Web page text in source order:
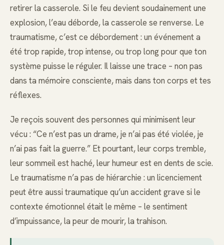
retirer la casserole. Si le feu devient soudainement une
explosion, l’eau déborde, la casserole se renverse. Le
traumatisme, c’est ce débordement : un événement a
été trop rapide, trop intense, ou trop long pour que ton
système puisse le réguler. Il laisse une trace – non pas
dans ta mémoire consciente, mais dans ton corps et tes
réflexes.
Je reçois souvent des personnes qui minimisent leur
vécu : “Ce n’est pas un drame, je n’ai pas été violée, je
n’ai pas fait la guerre.” Et pourtant, leur corps tremble,
leur sommeil est haché, leur humeur est en dents de scie.
Le traumatisme n’a pas de hiérarchie : un licenciement
peut être aussi traumatique qu’un accident grave si le
contexte émotionnel était le même – le sentiment
d’impuissance, la peur de mourir, la trahison.